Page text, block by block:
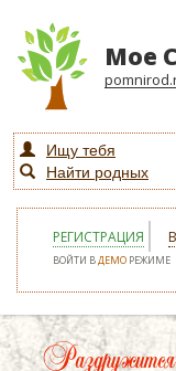
Мое
Ищу тебя
Найти родных
РЕГИСТРАЦИЯ
ВОЙТИ ВДЕМО РЕЖИМЕ